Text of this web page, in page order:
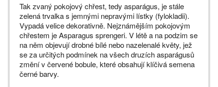
Tak zvaný pokojový chřest, tedy asparágus, je stále
zelená trvalka s jemnými nepravými lístky (fylokladii).
Vypadá velice dekorativně. Nejznámějším pokojovým
chřestem je Asparagus sprengeri. V létě a na podzim se
na něm objevují drobné bílé nebo nazelenalé květy, jež
se za určitých podmínek na všech druzích asparágusů
změní v červené bobule, které obsahují klíčivá semena
černé barvy.